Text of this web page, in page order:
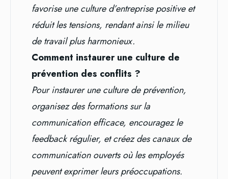
favorise une culture d’entreprise positive et
réduit les tensions, rendant ainsi le milieu
de travail plus harmonieux.
Comment instaurer une culture de
prévention des conflits ?
Pour instaurer une culture de prévention,
organisez des formations sur la
communication efficace, encouragez le
feedback régulier, et créez des canaux de
communication ouverts où les employés
peuvent exprimer leurs préoccupations.